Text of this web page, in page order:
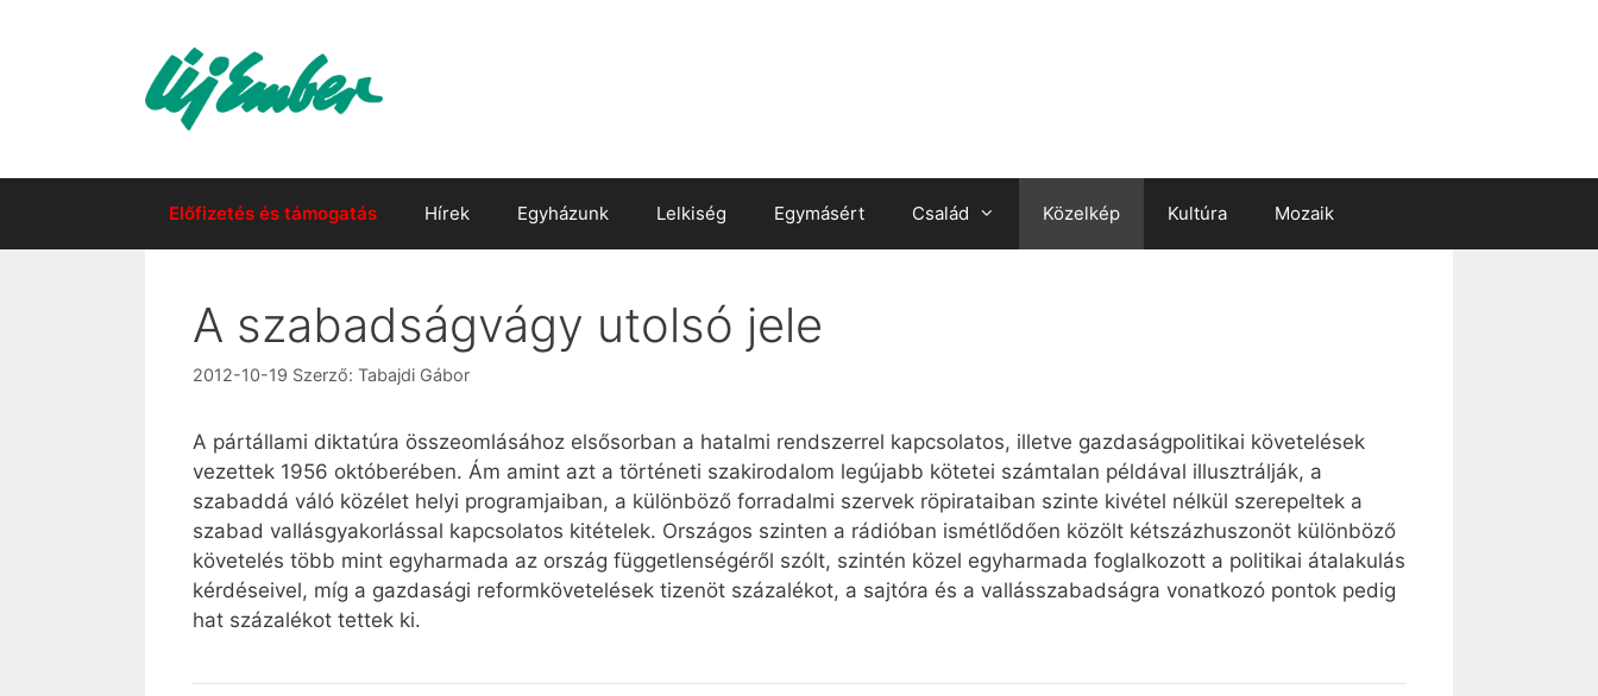
Előfizetés és támogatás Hírek Egyházunk Lelkiség Egymásért Család Közelkép Kultúra Mozaik
A szabadságvágy utolsó jele
2012-10-19 Szerző: Tabajdi Gábor
A pártállami diktatúra összeomlásához elsősorban a hatalmi rendszerrel kapcsolatos, illetve gazdaságpolitikai követelések
vezettek 1956 októberében. Ám amint azt a történeti szakirodalom legújabb kötetei számtalan példával illusztrálják, a
szabaddá váló közélet helyi programjaiban, a különböző forradalmi szervek röpirataiban szinte kivétel nélkül szerepeltek a
szabad vallásgyakorlással kapcsolatos kitételek. Országos szinten a rádióban ismétlődően közölt kétszázhuszonöt különböző
követelés több mint egyharmada az ország függetlenségéről szólt, szintén közel egyharmada foglalkozott a politikai átalakulás
kérdéseivel, míg a gazdasági reformkövetelések tizenöt százalékot, a sajtóra és a vallásszabadságra vonatkozó pontok pedig
hat százalékot tettek ki.